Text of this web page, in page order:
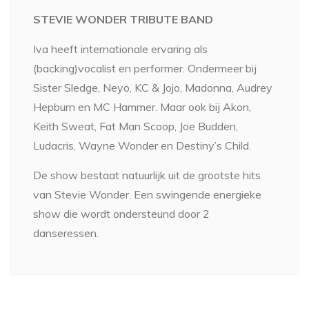
STEVIE WONDER TRIBUTE BAND
Iva heeft internationale ervaring als
(backing)vocalist en performer. Ondermeer bij
Sister Sledge, Neyo, KC & Jojo, Madonna, Audrey
Hepburn en MC Hammer. Maar ook bij Akon,
Keith Sweat, Fat Man Scoop, Joe Budden,
Ludacris, Wayne Wonder en Destiny’s Child.
De show bestaat natuurlijk uit de grootste hits
van Stevie Wonder. Een swingende energieke
show die wordt ondersteund door 2
danseressen.